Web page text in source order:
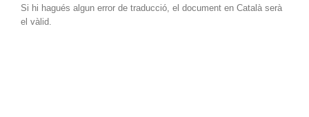
Si hi hagués algun error de traducció, el document en Català serà
el vàlid.